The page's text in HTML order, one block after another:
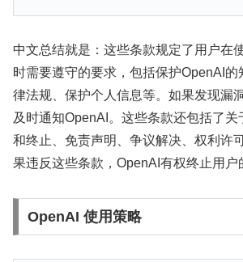
中文总结就是：这些条款规定了用户在
时需要遵守的要求，包括保护OpenAI的
律法规、保护个人信息等。如果发现漏
及时通知OpenAI。这些条款还包括了关
和终止、免责声明、争议解决、权利许
果违反这些条款，OpenAI有权终止用户
OpenAI 使用策略